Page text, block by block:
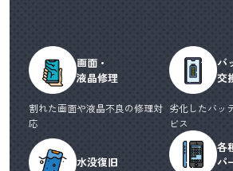
画面・
液晶修理
割れた画面や液晶不良の修理対
応
バ
交
劣化したバッ
ビス
水没復旧
各
パ